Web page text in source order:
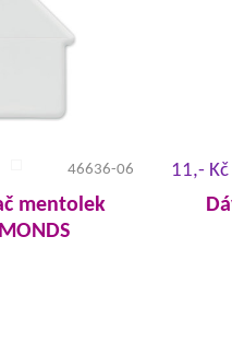
46636-06
mentolek
11,- Kč